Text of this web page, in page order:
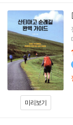
미리보기